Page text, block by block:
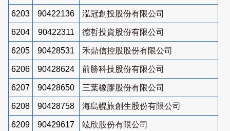
6203 90422136 泓冠創投股份有限公司
6204 90422311 德哲投資股份有限公司
6205 90428531 禾鼎信控股股份有限公司
6206 90428624 前勝科技股份有限公司
6207 90428650 三葉橡膠股份有限公司
6208 90428758 海島幌旅創生股份有限公司
6209 90429617 竑欣股份有限公司